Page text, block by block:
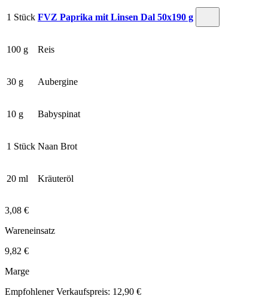
1 Stück FVZ Paprika mit Linsen Dal 50x190 g
100 g Reis
30 g Aubergine
10 g Babyspinat
1 Stück Naan Brot
20 ml Kräuteröl
3,08 €
Wareneinsatz
9,82 €
Marge
Empfohlener Verkaufspreis: 12,90 €